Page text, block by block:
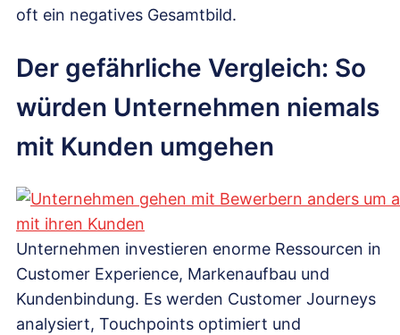
oft ein negatives Gesamtbild.
Der gefährliche Vergleich: So
würden Unternehmen niemals
mit Kunden umgehen
Unternehmen investieren enorme Ressourcen in
Customer Experience, Markenaufbau und
Kundenbindung. Es werden Customer Journeys
analysiert, Touchpoints optimiert und